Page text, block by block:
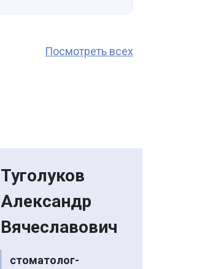
Посмотреть всех
Туголуков
Александр
Вячеславович
стоматолог-